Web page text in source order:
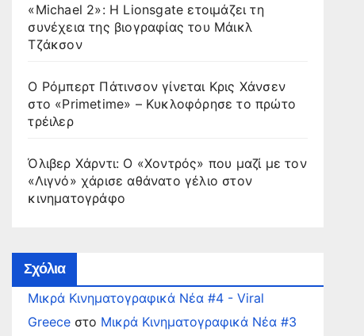
«Michael 2»: Η Lionsgate ετοιμάζει τη
συνέχεια της βιογραφίας του Μάικλ
Τζάκσον
Ο Ρόμπερτ Πάτινσον γίνεται Κρις Χάνσεν
στο «Primetime» – Κυκλοφόρησε το πρώτο
τρέιλερ
Όλιβερ Χάρντι: Ο «Χοντρός» που μαζί με τον
«Λιγνό» χάρισε αθάνατο γέλιο στον
κινηματογράφο
Σχόλια
Μικρά Κινηματογραφικά Νέα #4 - Viral
Greece στο Μικρά Κινηματογραφικά Νέα #3